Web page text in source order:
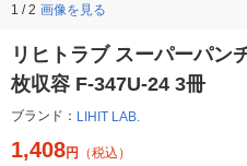
1 / 2 画像を見る
リヒトラブ スーパーパン
枚収容 F-347U-24 3冊
ブランド： LIHIT LAB.
1,408円
（税込）